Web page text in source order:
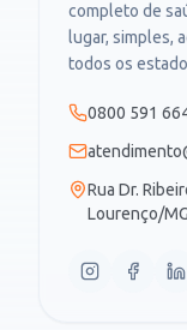
completo de
lugar, simples,
todos os
0800 591
Rua Dr.
Lourenço/